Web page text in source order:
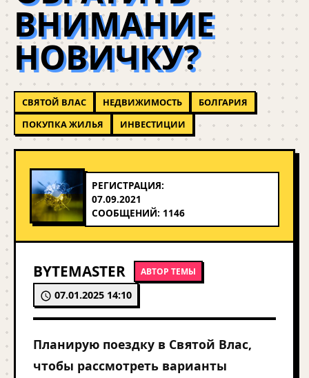
ВНИМАНИЕ
НОВИЧКУ?
СВЯТОЙ ВЛАС НЕДВИЖИМОСТЬ
БОЛГАРИЯ
ПОКУПКА ЖИЛЬЯ
ИНВЕСТИЦИИ
РЕГИСТРАЦИЯ:
07.09.2021
СООБЩЕНИЙ: 1146
BYTEMASTER АВТОР ТЕМЫ
07.01.2025 14:10
Планирую поездку в Святой Влас,
чтобы рассмотреть варианты